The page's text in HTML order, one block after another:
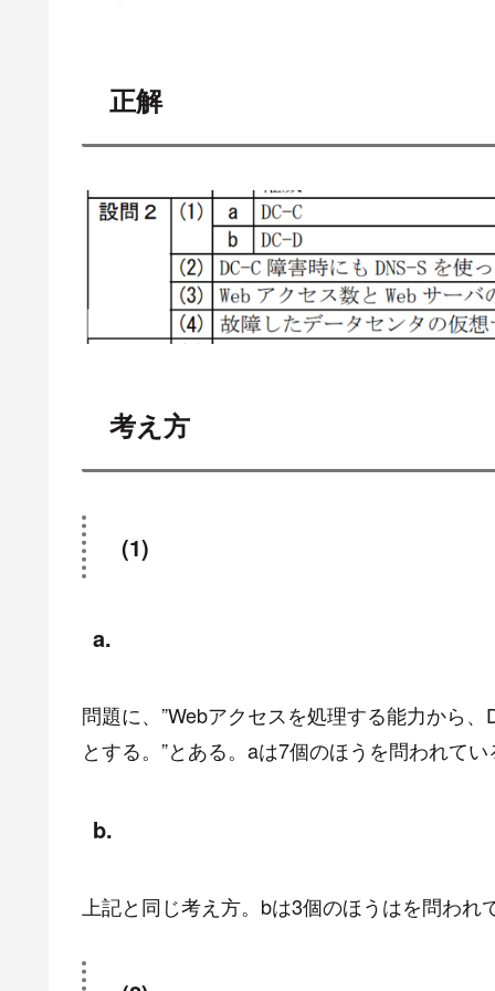
正解
考え方
(1)
a.
問題に、”Webアクセスを処理する能力から
とする。”とある。aは7個のほうを問われて
b.
上記と同じ考え方。bは3個のほうはを問われ